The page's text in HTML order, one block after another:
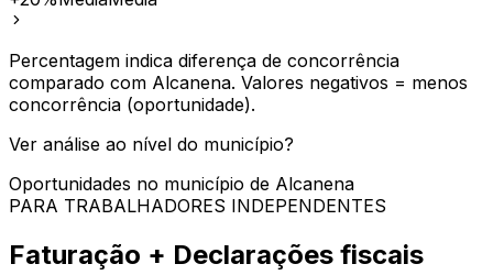
Percentagem indica diferença de concorrência
comparado com Alcanena. Valores negativos = menos
concorrência (oportunidade).
Ver análise ao nível do município?
Oportunidades no município de Alcanena
PARA TRABALHADORES INDEPENDENTES
Faturação + Declarações fiscais